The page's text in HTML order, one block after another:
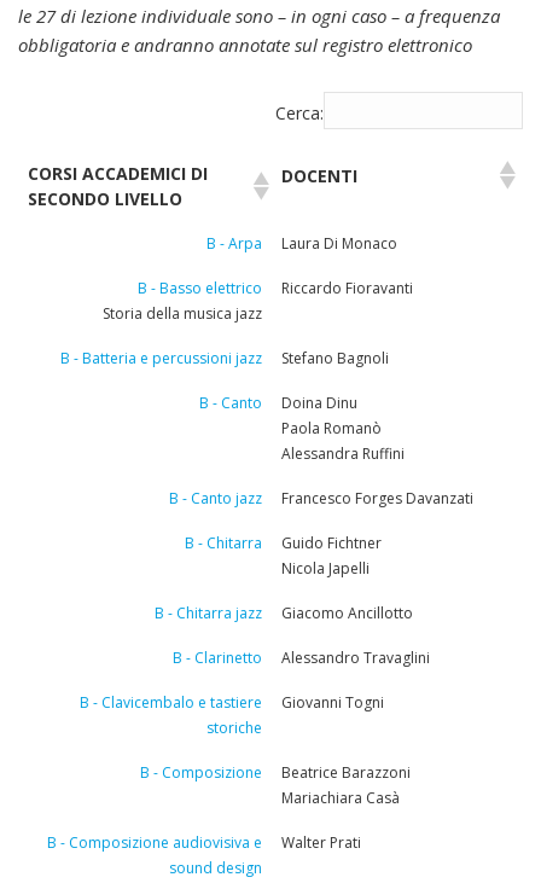
le 27 di lezione individuale sono – in ogni caso – a frequenza
obbligatoria e andranno annotate sul registro elettronico
Cerca:
CORSI ACCADEMICI DI
SECONDO LIVELLO
DOCENTI
B - Arpa Laura Di Monaco
B - Basso elettrico
Storia della musica jazz
Riccardo Fioravanti
B - Batteria e percussioni jazz Stefano Bagnoli
B - Canto
Doina Dinu
Paola Romanò
Alessandra Ruffini
B - Canto jazz Francesco Forges Davanzati
B - Chitarra
Guido Fichtner
Nicola Japelli
B - Chitarra jazz Giacomo Ancillotto
B - Clarinetto Alessandro Travaglini
B - Clavicembalo e tastiere
storiche
Giovanni Togni
B - Composizione
Beatrice Barazzoni
Mariachiara Casà
B - Composizione audiovisiva e
sound design
Walter Prati